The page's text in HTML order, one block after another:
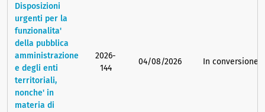
Disposizioni
urgenti per la
funzionalita'
della pubblica
amministrazione
e degli enti
territoriali,
nonche' in
materia di
2026-
144
04/08/2026 In conversione